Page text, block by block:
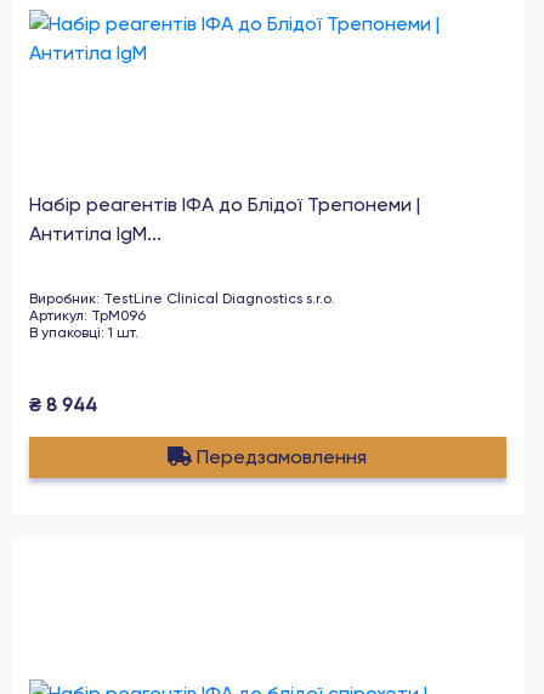
Набір реагентів ІФА до Блідої Трепонеми |
Антитіла IgM...
Виробник: TestLine Clinical Diagnostics s.r.o.
Артикул: TpM096
В упаковці: 1 шт.
₴ 8 944
Передзамовлення